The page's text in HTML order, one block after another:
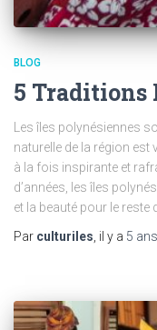
BLOG
5 Traditions
Les îles polynésiennes
naturelle de la région est
à la fois inspirante et
d’années, les îles
et la beauté pour le reste
Par culturiles, il y a 5 ans